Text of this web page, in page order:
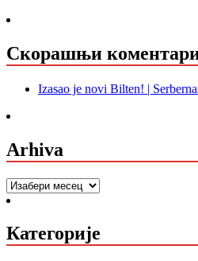
Скорашњи
Izasao je novi Bilten! |
Arhiva
Arhiva
Категорије